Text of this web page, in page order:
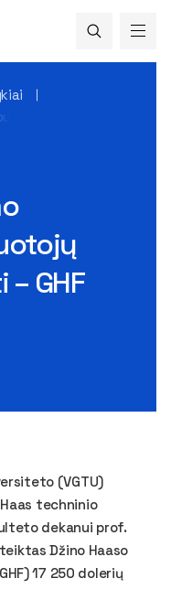
kvalifikacijai kelti –
GHF
(VGTU)
techninio
dekanui prof.
Džino Haaso
17 250 dolerių